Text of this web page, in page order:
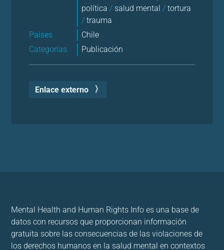
política/ salud mental/ tortura
/ trauma
Países
Chile
Categorías
Publicación
Enlace externo
Mental Health and Human Rights Info es una base de
datos con recursos que proporcionan información
gratuita sobre las consecuencias de las violaciones de
los derechos humanos en la salud mental en contextos